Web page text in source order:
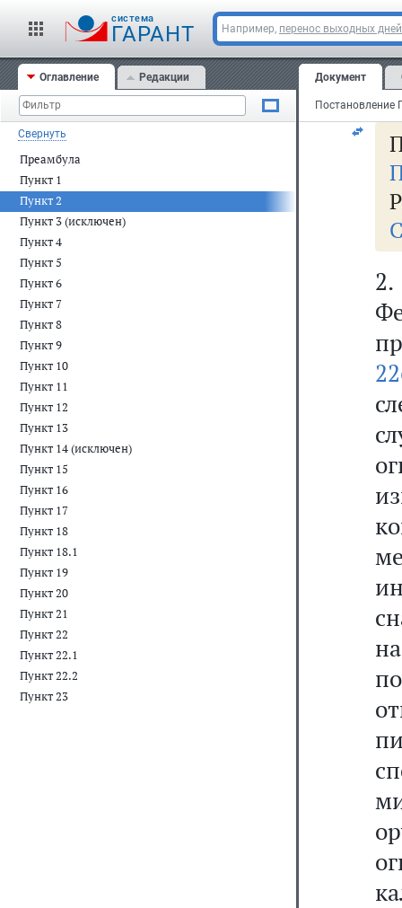
cистема
ГАРАНТ Например, перенос выходных дней
Оглавление Редакции
Свернуть
Преамбула
Пункт 1
Пункт 2
Пункт 3 (исключен)
Пункт 4
Пункт 5
Пункт 6
Пункт 7
Пункт 8
Пункт 9
Пункт 10
Пункт 11
Пункт 12
Пункт 13
Пункт 14 (исключен)
Пункт 15
Пункт 16
Пункт 17
Пункт 18
Пункт 18.1
Пункт 19
Пункт 20
Пункт 21
Пункт 22
Пункт 22.1
Пункт 22.2
Пункт 23
Документ